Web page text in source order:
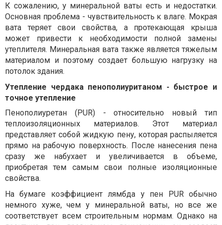
К сожалению, у минеральной ваты есть и недостатки.
Основная проблема - чувствительность к влаге. Мокрая
вата теряет свои свойства, а протекающая крыша
может привести к необходимости полной замены
утеплителя. Минеральная вата также является тяжелым
материалом и поэтому создает большую нагрузку на
потолок здания.
Утепление чердака пенополиуританом - быстрое и
точное утепление
Пенополиуретан (PUR) - относительно новый тип
теплоизоляционных материалов. Этот материал
представляет собой жидкую пену, которая распыляется
прямо на рабочую поверхность. После нанесения пена
сразу же набухает и увеличивается в объеме,
приобретая тем самым свои полные изоляционные
свойства.
На бумаге коэффициент лямбда у пен PUR обычно
немного хуже, чем у минеральной ваты, но все же
соответствует всем строительным нормам. Однако на